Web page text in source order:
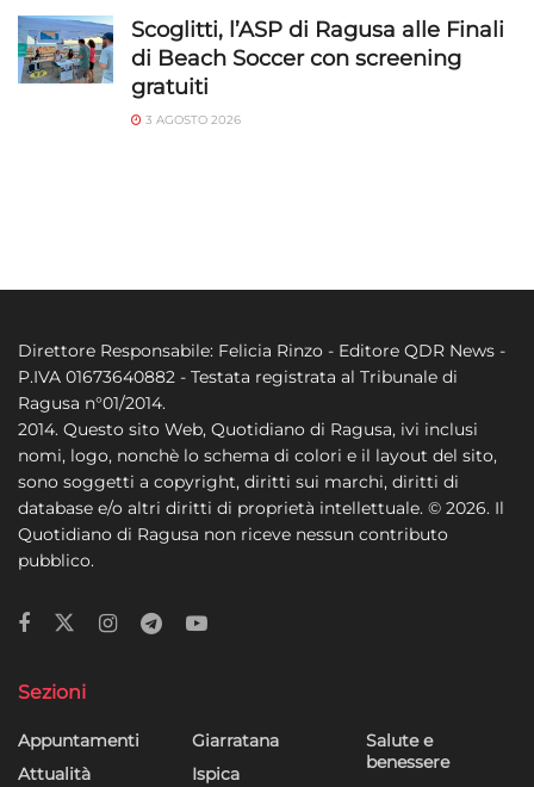
Scoglitti, l’ASP di Ragusa alle Finali
di Beach Soccer con screening
gratuiti
3 AGOSTO 2026
Direttore Responsabile: Felicia Rinzo - Editore QDR News -
P.IVA 01673640882 - Testata registrata al Tribunale di
Ragusa n°01/2014.
2014. Questo sito Web, Quotidiano di Ragusa, ivi inclusi
nomi, logo, nonchè lo schema di colori e il layout del sito,
sono soggetti a copyright, diritti sui marchi, diritti di
database e/o altri diritti di proprietà intellettuale. © 2026. Il
Quotidiano di Ragusa non riceve nessun contributo
pubblico.
Sezioni
Appuntamenti
Attualità
Giarratana
Ispica
Salute e
benessere